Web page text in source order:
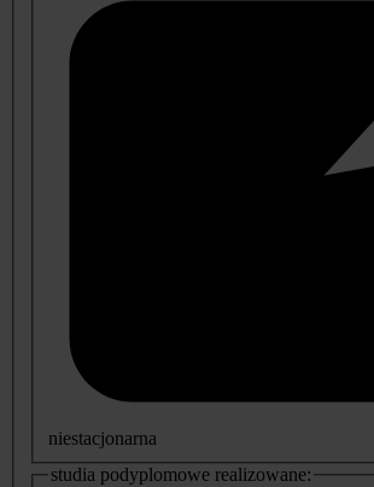
niestacjonarna
studia podyplomowe realizowane: